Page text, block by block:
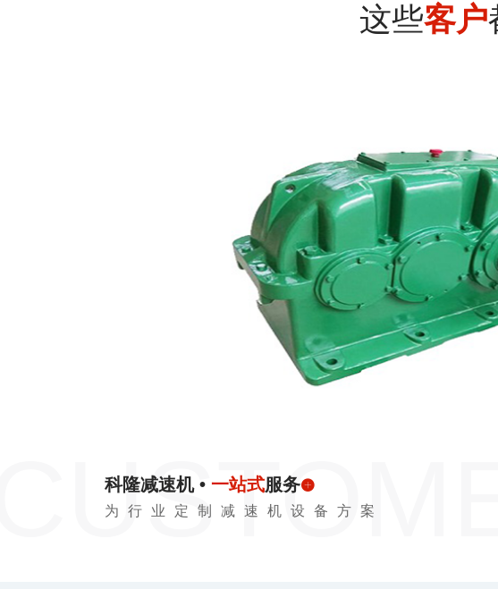
这些客户
科隆减速机 • 一站式服务
为行业定制减速机设备方案